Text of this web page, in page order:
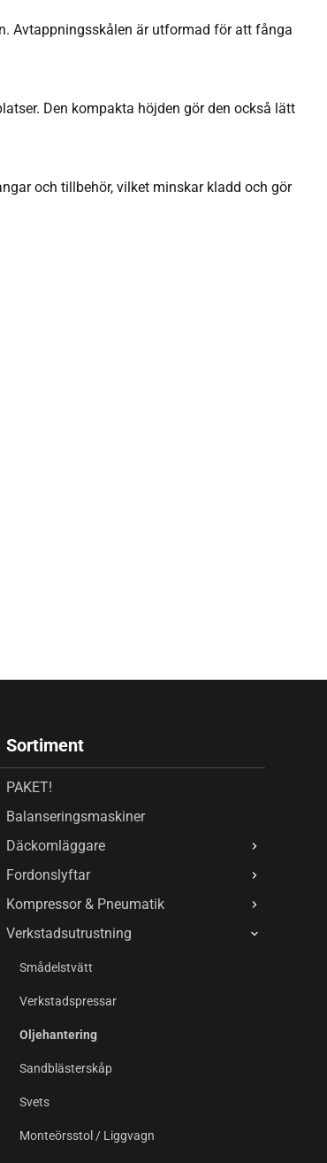
Avtappningsskålen är utformad för att fånga
Den kompakta höjden gör den också lätt
och tillbehör, vilket minskar kladd och gör
Sortiment
PAKET!
Balanseringsmaskiner
Däckomläggare
Fordonslyftar
Kompressor & Pneumatik
Verkstadsutrustning
Smådelstvätt
Verkstadspressar
Oljehantering
Sandblästerskåp
Svets
Monteörsstol / Liggvagn